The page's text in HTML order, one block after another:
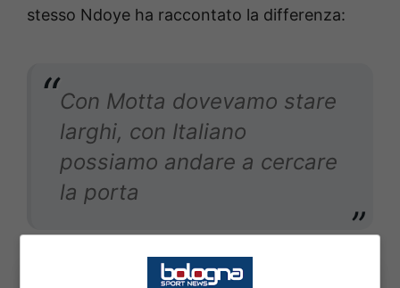
stesso Ndoye ha raccontato la differenza:
Con Motta dovevamo stare
larghi, con Italiano
possiamo andare a cercare
la porta